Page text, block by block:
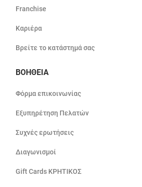
Franchise
Καριέρα
Βρείτε το κατάστημά σας
ΒΟΗΘΕΙΑ
Φόρμα επικοινωνίας
Εξυπηρέτηση Πελατών
Συχνές ερωτήσεις
Διαγωνισμοί
Gift Cards ΚΡΗΤΙΚΟΣ